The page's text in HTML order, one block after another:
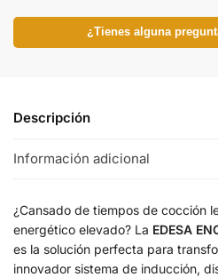
¿Tienes alguna
Descripción
Información adicional
¿Cansado de tiempos de cocción
energético elevado? La EDESA
es la solución perfecta para
innovador sistema de inducción,